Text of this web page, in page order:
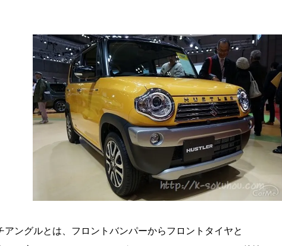
アングルとは、フロントバンパーからフロントタイヤと